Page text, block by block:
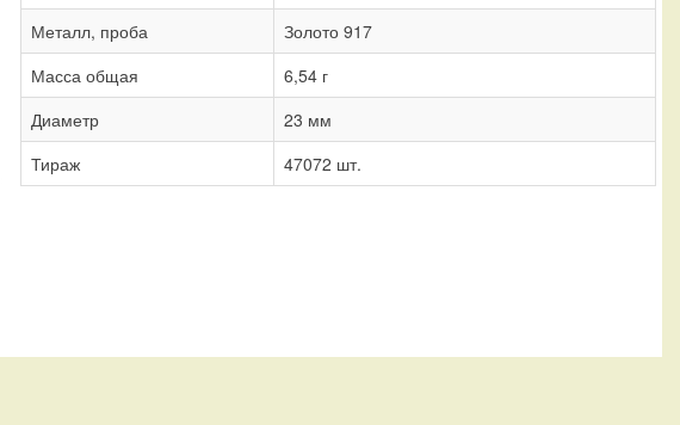
Металл, проба
Золото 917
Масса общая
6,54 г
Диаметр
23 мм
Тираж
47072 шт.